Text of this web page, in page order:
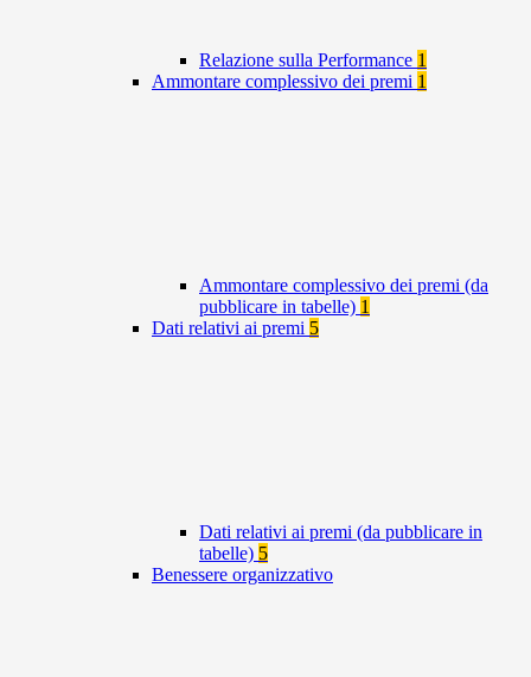
Relazione sulla Performance 1
Ammontare complessivo dei premi 1
Ammontare complessivo dei premi (da
pubblicare in tabelle) 1
Dati relativi ai premi 5
Dati relativi ai premi (da pubblicare in
tabelle) 5
Benessere organizzativo